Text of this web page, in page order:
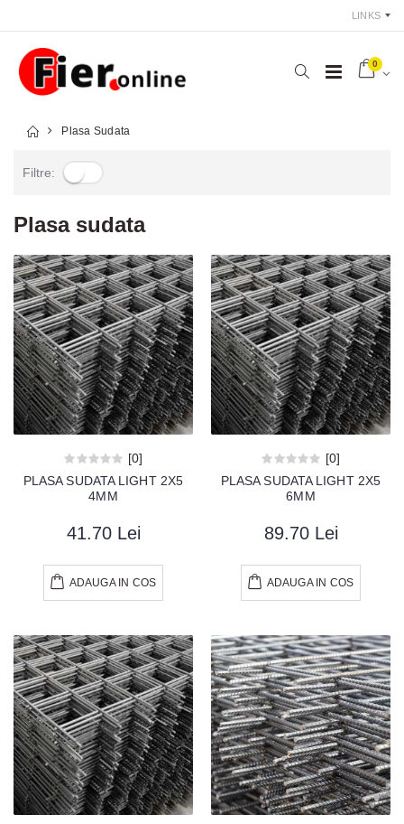
LINKS
0
Plasa Sudata
Filtre:
Plasa sudata
[0]
PLASA SUDATA LIGHT 2X5
4MM
41.70 Lei
ADAUGA IN COS
[0]
PLASA SUDATA LIGHT 2X5
6MM
89.70 Lei
ADAUGA IN COS